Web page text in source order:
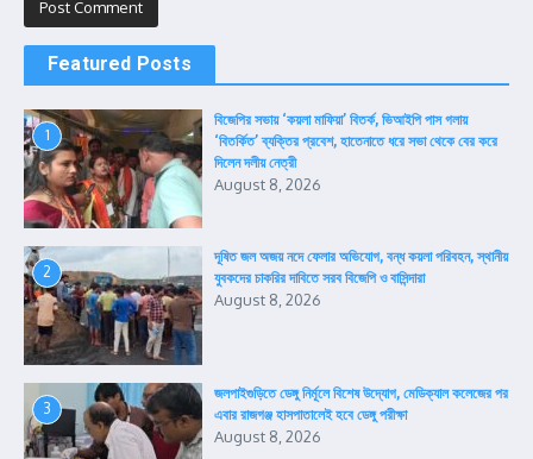
Featured Posts
1
বিজেপির সভায় ‘কয়লা মাফিয়া’ বিতর্ক, ভিআইপি পাস গলায়
‘বিতর্কিত’ ব্যক্তির প্রবেশ, হাতেনাতে ধরে সভা থেকে বের করে
দিলেন দলীয় নেত্রী
August 8, 2026
2
দূষিত জল অজয় নদে ফেলার অভিযোগ, বন্ধ কয়লা পরিবহন, স্থানীয়
যুবকদের চাকরির দাবিতে সরব বিজেপি ও বাসিন্দারা
August 8, 2026
3
জলপাইগুড়িতে ডেঙ্গু নির্মূলে বিশেষ উদ্যোগ, মেডিক্যাল কলেজের পর
এবার রাজগঞ্জ হাসপাতালেই হবে ডেঙ্গু পরীক্ষা
August 8, 2026